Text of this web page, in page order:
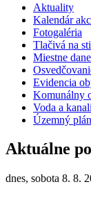
Aktuality
Kalendár
Fotogaléria
Tlačivá na
Miestne
Evidencia
Komunálny
Voda a
Územný plán
Aktuálne
dnes, sobota 8. 8.